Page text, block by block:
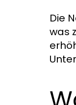
Die
was